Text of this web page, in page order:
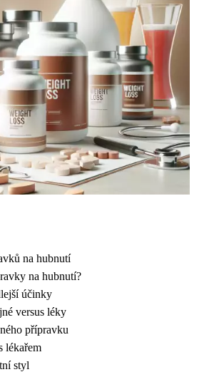
na hubnutí
na hubnutí?
účinky
versus léky
přípravku
lékařem
styl